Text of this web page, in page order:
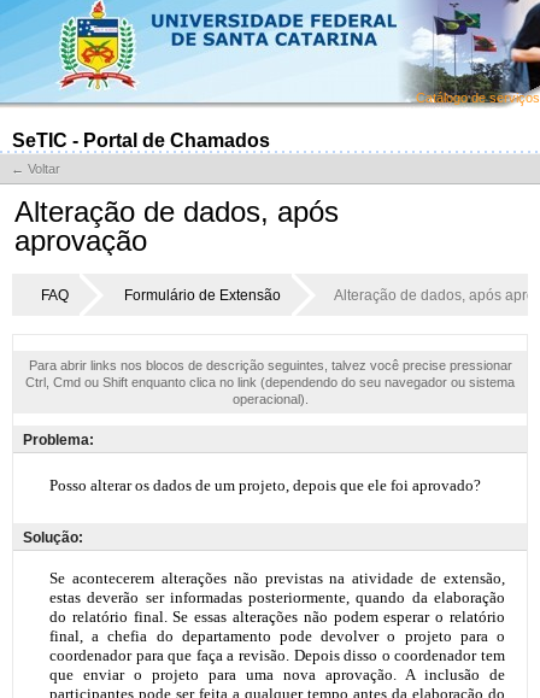
Catálogo de serviços
SeTIC - Portal de Chamados
← Voltar
Alteração de dados, após
aprovação
FAQ Formulário de Extensão Alteração de dados, após
Para abrir links nos blocos de descrição seguintes, talvez você precise pressionar
Ctrl, Cmd ou Shift enquanto clica no link (dependendo do seu navegador ou sistema
operacional).
Problema:
Solução: